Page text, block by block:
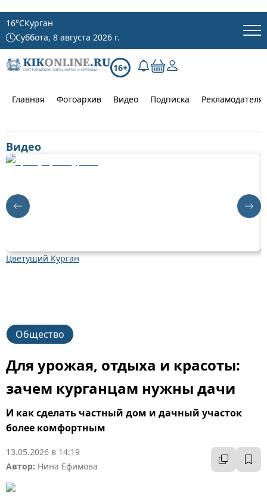
16°CКурган
Суббота, 8 августа 2026 г.
16+
Главная Фотоархив Видео Подписка
Видео
Цветущий Курган
Общество
Для урожая, отдыха и красоты:
зачем курганцам нужны дачи
И как сделать частный дом и дачный участок
более комфортным
13.05.2026 в 14:19
Автор: Нина Ефимова